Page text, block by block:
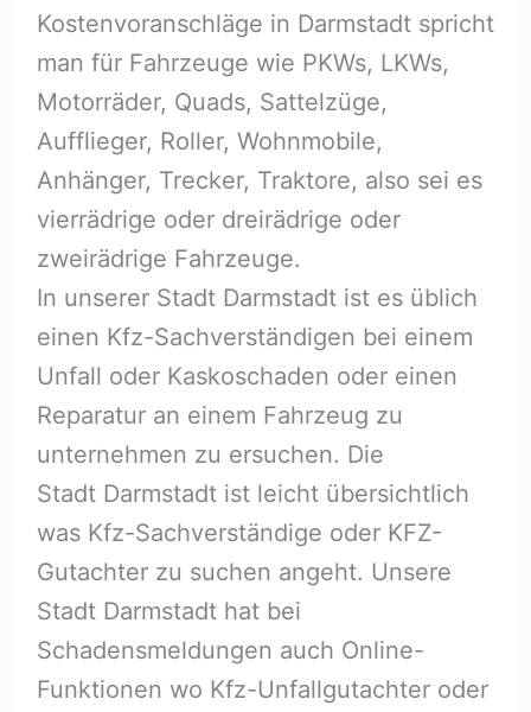
Kostenvoranschläge in Darmstadt spricht
man für Fahrzeuge wie PKWs, LKWs,
Motorräder, Quads, Sattelzüge,
Aufflieger, Roller, Wohnmobile,
Anhänger, Trecker, Traktore, also sei es
vierrädrige oder dreirädrige oder
zweirädrige Fahrzeuge.
In unserer Stadt Darmstadt ist es üblich
einen Kfz-Sachverständigen bei einem
Unfall oder Kaskoschaden oder einen
Reparatur an einem Fahrzeug zu
unternehmen zu ersuchen. Die
Stadt Darmstadt ist leicht übersichtlich
was Kfz-Sachverständige oder KFZ-
Gutachter zu suchen angeht. Unsere
Stadt Darmstadt hat bei
Schadensmeldungen auch Online-
Funktionen wo Kfz-Unfallgutachter oder